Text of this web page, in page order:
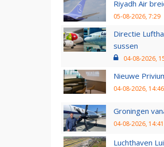
Riyadh Air
05-08-2026, 7:29
Directie
sussen
04-08-2026,
Nieuwe
04-08-2026, 14:46
Groningen
04-08-2026, 14:41
Luchthaven